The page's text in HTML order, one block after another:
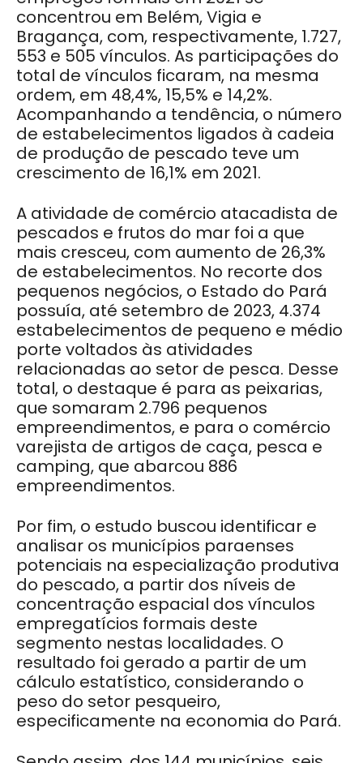
concentrou em Belém, Vigia e
Bragança, com, respectivamente, 1.727,
553 e 505 vínculos. As participações do
total de vínculos ficaram, na mesma
ordem, em 48,4%, 15,5% e 14,2%.
Acompanhando a tendência, o número
de estabelecimentos ligados à cadeia
de produção de pescado teve um
crescimento de 16,1% em 2021.
A atividade de comércio atacadista de
pescados e frutos do mar foi a que
mais cresceu, com aumento de 26,3%
de estabelecimentos. No recorte dos
pequenos negócios, o Estado do Pará
possuía, até setembro de 2023, 4.374
estabelecimentos de pequeno e médio
porte voltados às atividades
relacionadas ao setor de pesca. Desse
total, o destaque é para as peixarias,
que somaram 2.796 pequenos
empreendimentos, e para o comércio
varejista de artigos de caça, pesca e
camping, que abarcou 886
empreendimentos.
Por fim, o estudo buscou identificar e
analisar os municípios paraenses
potenciais na especialização produtiva
do pescado, a partir dos níveis de
concentração espacial dos vínculos
empregatícios formais deste
segmento nestas localidades. O
resultado foi gerado a partir de um
cálculo estatístico, considerando o
peso do setor pesqueiro,
especificamente na economia do Pará.